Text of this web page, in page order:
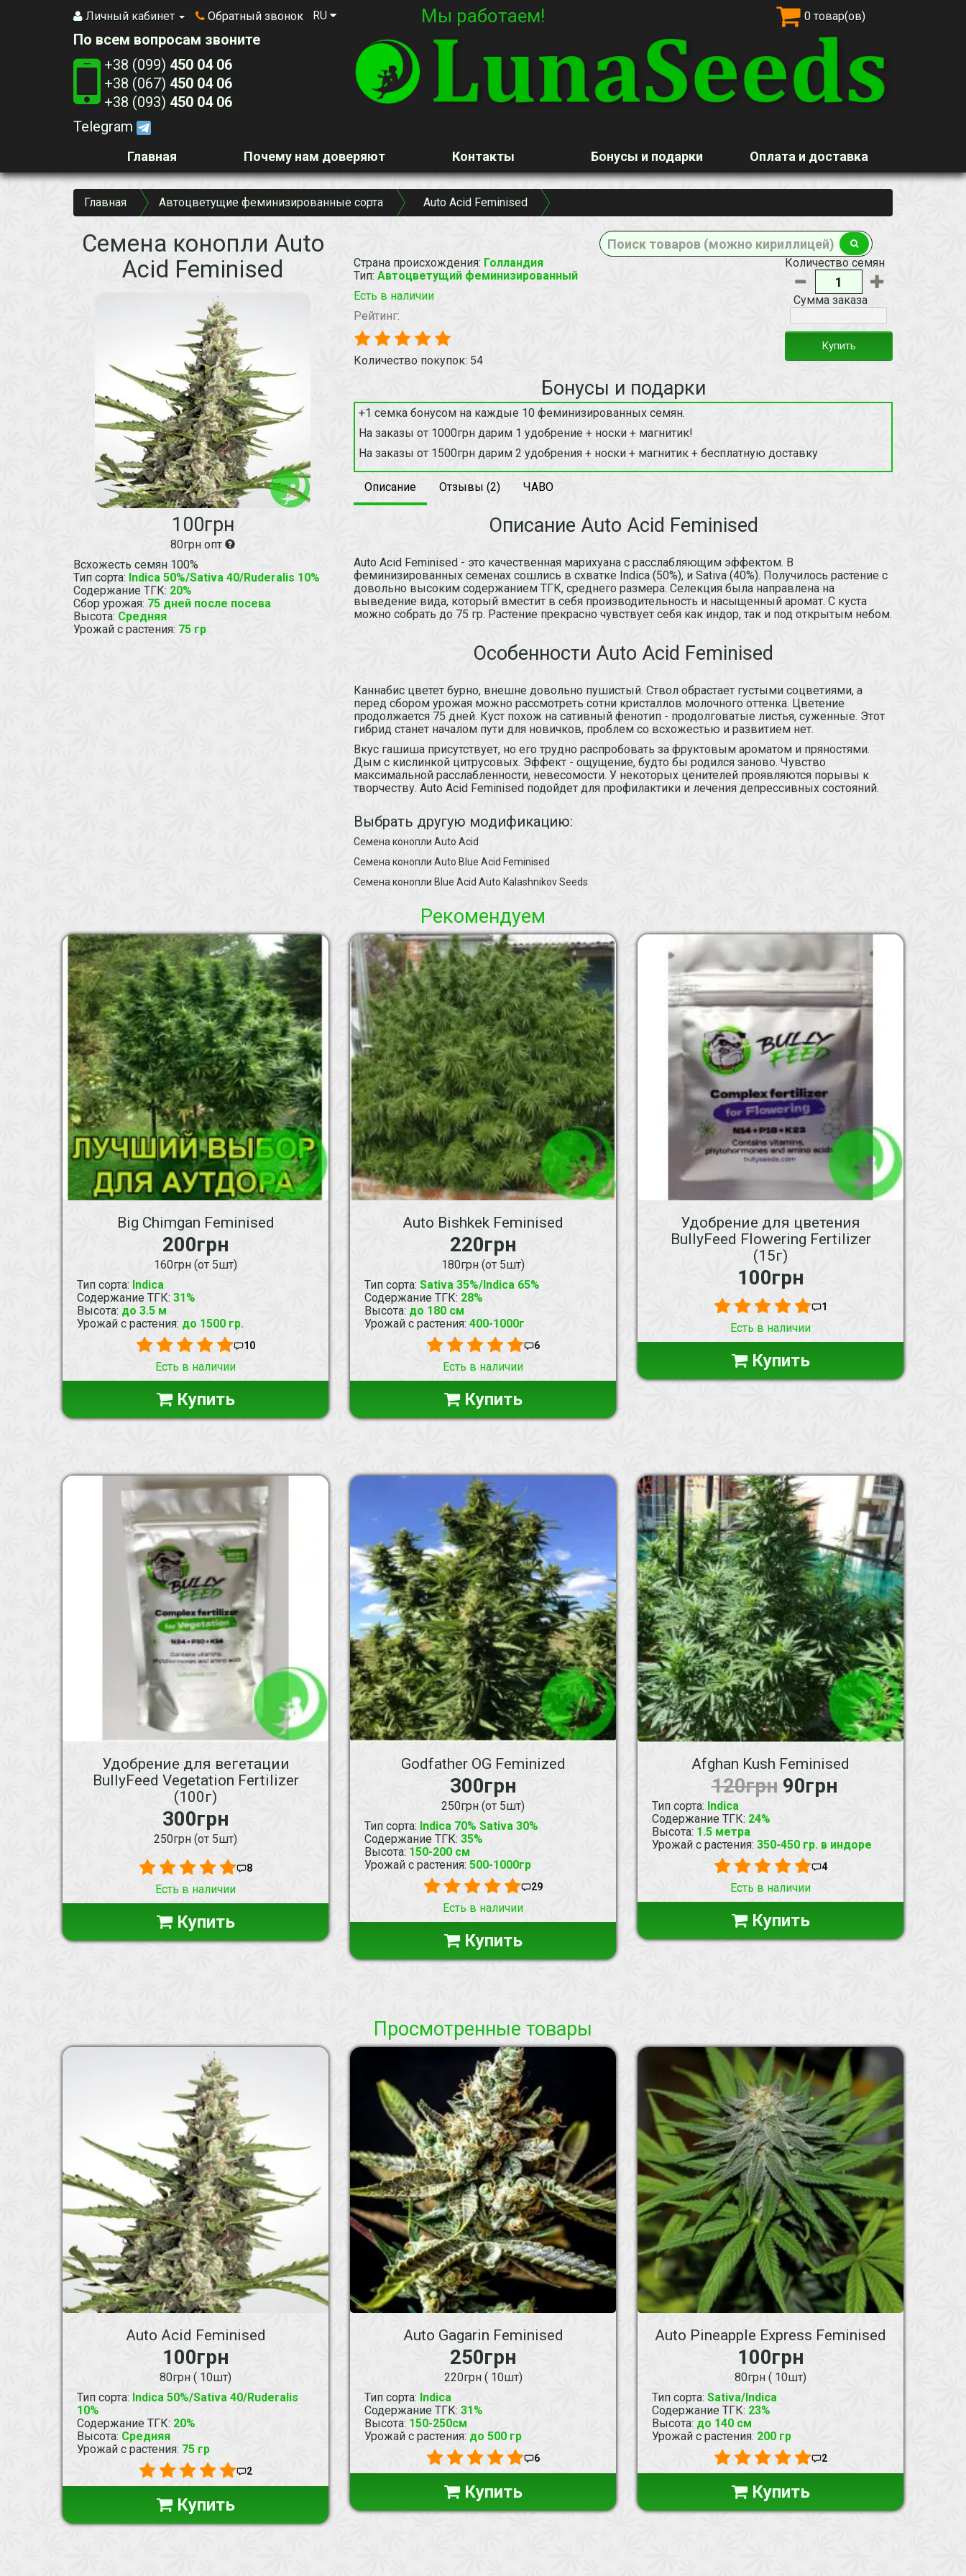
Личный кабинет Обратный звонок 0 товар(ов)
RU Мы работаем!
По всем вопросам звоните
+38 (099) 450 04 06
+38 (067) 450 04 06
+38 (093) 450 04 06
Telegram
Главная Почему нам доверяют Контакты Бонусы и подарки Оплата и доставка
Главная Автоцветущие феминизированные сорта Auto Acid Feminised
Семена конопли Auto
Acid Feminised
100грн
80грн опт
Всхожесть семян 100%
Тип сорта: Indica 50%/Sativa 40/Ruderalis 10%
Содержание ТГК: 20%
Сбор урожая: 75 дней после посева
Высота: Средняя
Урожай с растения: 75 гр
Страна происхождения: Голландия
Тип: Автоцветущий феминизированный
Есть в наличии
Рейтинг:
Количество покупок: 54
Количество семян
Сумма заказа
Купить
Бонусы и подарки
+1 семка бонусом на каждые 10 феминизированных семян.
На заказы от 1000грн дарим 1 удобрение + носки + магнитик!
На заказы от 1500грн дарим 2 удобрения + носки + магнитик + бесплатную доставку
Описание Отзывы (2) ЧАВО
Описание Auto Acid Feminised
Auto Acid Feminised - это качественная марихуана с расслабляющим эффектом. В
феминизированных семенах сошлись в схватке Indica (50%), и Sativa (40%). Получилось растение с
довольно высоким содержанием ТГК, среднего размера. Селекция была направлена на
выведение вида, который вместит в себя производительность и насыщенный аромат. С куста
можно собрать до 75 гр. Растение прекрасно чувствует себя как индор, так и под открытым небом.
Особенности Auto Acid Feminised
Каннабис цветет бурно, внешне довольно пушистый. Ствол обрастает густыми соцветиями, а
перед сбором урожая можно рассмотреть сотни кристаллов молочного оттенка. Цветение
продолжается 75 дней. Куст похож на сативный фенотип - продолговатые листья, суженные. Этот
гибрид станет началом пути для новичков, проблем со всхожестью и развитием нет.
Вкус гашиша присутствует, но его трудно распробовать за фруктовым ароматом и пряностями.
Дым с кислинкой цитрусовых. Эффект - ощущение, будто бы родился заново. Чувство
максимальной расслабленности, невесомости. У некоторых ценителей проявляются порывы к
творчеству. Auto Acid Feminised подойдет для профилактики и лечения депрессивных состояний.
Выбрать другую модификацию:
Семена конопли Auto Acid
Семена конопли Auto Blue Acid Feminised
Семена конопли Blue Acid Auto Kalashnikov Seeds
Рекомендуем
Big Chimgan Feminised
200грн
160грн (от 5шт)
Тип сорта: Indica
Содержание ТГК: 31%
Высота: до 3.5 м
Урожай с растения: до 1500 гр.
10
Есть в наличии
Купить
Auto Bishkek Feminised
220грн
180грн (от 5шт)
Тип сорта: Sativa 35%/Indica 65%
Содержание ТГК: 28%
Высота: до 180 см
Урожай с растения: 400-1000г
6
Есть в наличии
Купить
Удобрение для цветения
BullyFeed Flowering Fertilizer
(15г)
100грн
1
Есть в наличии
Купить
Удобрение для вегетации
BullyFeed Vegetation Fertilizer
(100г)
300грн
250грн (от 5шт)
8
Есть в наличии
Купить
Godfather OG Feminized
300грн
250грн (от 5шт)
Тип сорта: Indica 70% Sativa 30%
Содержание ТГК: 35%
Высота: 150-200 см
Урожай с растения: 500-1000гр
29
Есть в наличии
Купить
Afghan Kush Feminised
120грн 90грн
Тип сорта: Indica
Содержание ТГК: 24%
Высота: 1.5 метра
Урожай с растения: 350-450 гр. в индоре
4
Есть в наличии
Купить
Просмотренные товары
Auto Acid Feminised
100грн
80грн ( 10шт)
Тип сорта: Indica 50%/Sativa 40/Ruderalis
10%
Содержание ТГК: 20%
Высота: Средняя
Урожай с растения: 75 гр
2
Купить
Auto Gagarin Feminised
250грн
220грн ( 10шт)
Тип сорта: Indica
Содержание ТГК: 31%
Высота: 150-250см
Урожай с растения: до 500 гр
6
Купить
Auto Pineapple Express Feminised
100грн
80грн ( 10шт)
Тип сорта: Sativa/Indica
Содержание ТГК: 23%
Высота: до 140 см
Урожай с растения: 200 гр
2
Купить